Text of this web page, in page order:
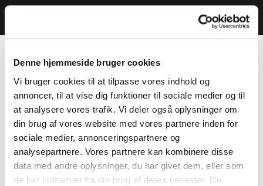
Denne hjemmeside bruger cookies
Vi bruger cookies til at tilpasse vores indhold og
annoncer, til at vise dig funktioner til sociale medier og til
at analysere vores trafik. Vi deler også oplysninger om
din brug af vores website med vores partnere inden for
sociale medier, annonceringspartnere og
analysepartnere. Vores partnere kan kombinere disse
data med andre oplysninger, du har givet dem, eller som
de har indsamlet fra din brug af deres tjenester. Du